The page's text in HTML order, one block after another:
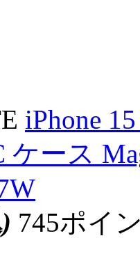
iPhone
ケース
745ポイ